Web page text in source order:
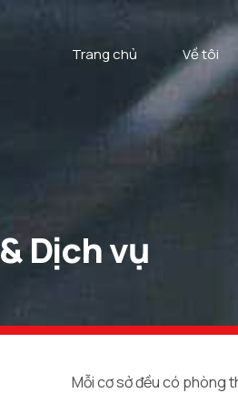
Trang chủ Về tôi
& Dịch vụ
Mỗi cơ sở đều có phòng